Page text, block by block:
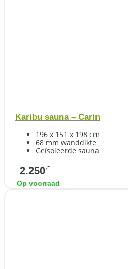
Karibu sauna – Carin
196 x 151 x 198 cm
68 mm wanddikte
Geïsoleerde sauna
2.250,-
Op voorraad